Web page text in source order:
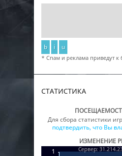
b i u
* Спам и реклама приведут к
СТАТИСТИКА
Для сбора статистики
подтвердить, что Вы
ИЗМЕНЕНИЕ